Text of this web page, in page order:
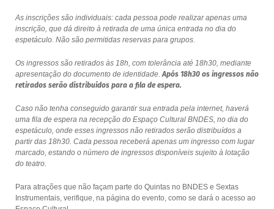
As inscrições são individuais: cada pessoa pode realizar apenas uma
inscrição, que dá direito à retirada de uma única entrada no dia do
espetáculo. Não são permitidas reservas para grupos.
Os ingressos são retirados às 18h, com tolerância até 18h30, mediante
apresentação do documento de identidade.Após 18h30 os ingressos não
retirados serão distribuídos para a fila de espera.
Caso não tenha conseguido garantir sua entrada pela internet, haverá
uma fila de espera na recepção do Espaço Cultural BNDES, no dia do
espetáculo, onde esses ingressos não retirados serão distribuídos a
partir das 18h30. Cada pessoa receberá apenas um ingresso com lugar
marcado, estando o número de ingressos disponíveis sujeito à lotação
do teatro.
Para atrações que não façam parte do Quintas no BNDES e Sextas
Instrumentais, verifique, na página do evento, como se dará o acesso ao